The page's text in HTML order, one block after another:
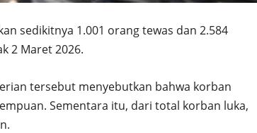
sedikitnya 1.001 orang tewas dan 2.584
2 Maret 2026.
tersebut menyebutkan bahwa korban
Sementara itu, dari total korban luka,